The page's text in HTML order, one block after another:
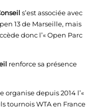
s’est associée avec
13 de Marseille, mais
donc l’« Open Parc
renforce sa présence
organise depuis 2014 l’«
tournois WTA en France